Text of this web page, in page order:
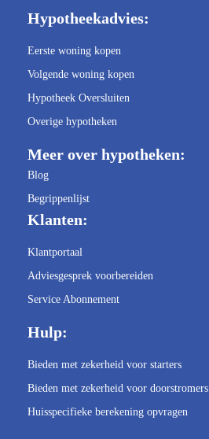
Hypotheekadvies:
Eerste woning kopen
Volgende woning kopen
Hypotheek Oversluiten
Overige hypotheken
Meer over hypotheken:
Blog
Begrippenlijst
Klanten:
Klantportaal
Adviesgesprek voorbereiden
Service Abonnement
Hulp:
Bieden met zekerheid voor starters
Bieden met zekerheid voor doorstromers
Huisspecifieke berekening opvragen